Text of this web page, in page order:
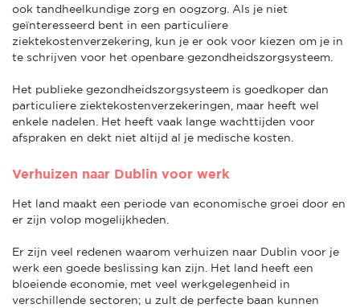
ook tandheelkundige zorg en oogzorg. Als je niet
geïnteresseerd bent in een particuliere
ziektekostenverzekering, kun je er ook voor kiezen om je in
te schrijven voor het openbare gezondheidszorgsysteem.
Het publieke gezondheidszorgsysteem is goedkoper dan
particuliere ziektekostenverzekeringen, maar heeft wel
enkele nadelen. Het heeft vaak lange wachttijden voor
afspraken en dekt niet altijd al je medische kosten.
Verhuizen naar Dublin voor werk
Het land maakt een periode van economische groei door en
er zijn volop mogelijkheden.
Er zijn veel redenen waarom verhuizen naar Dublin voor je
werk een goede beslissing kan zijn. Het land heeft een
bloeiende economie, met veel werkgelegenheid in
verschillende sectoren; u zult de perfecte baan kunnen